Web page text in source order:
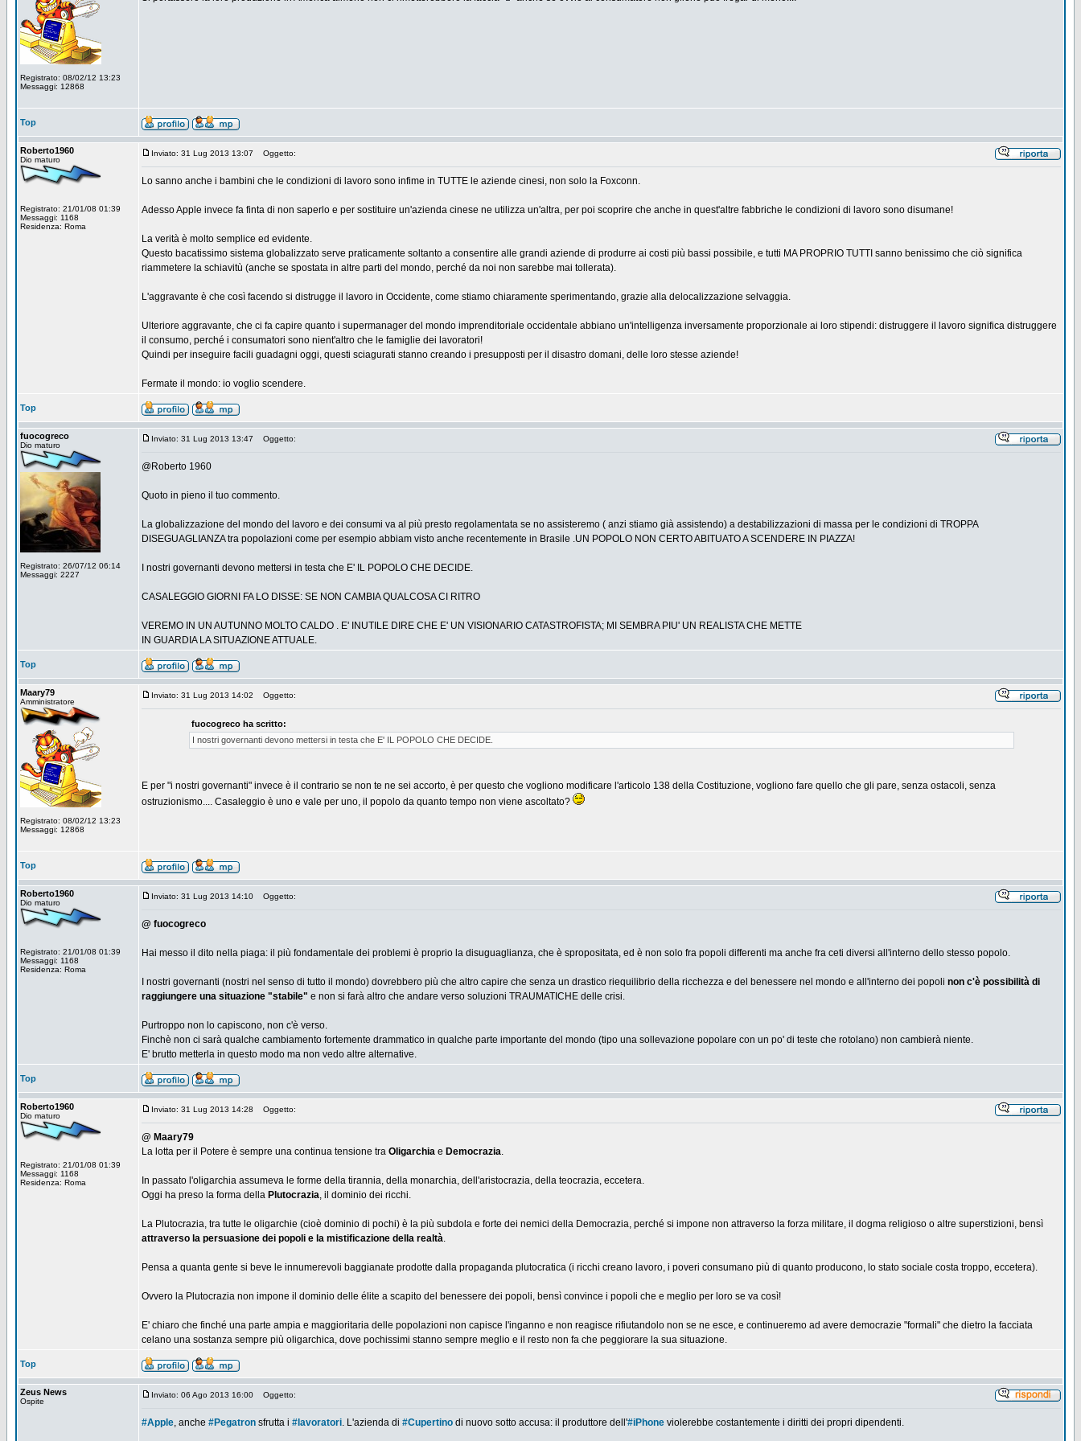
Registrato: 08/02/12 13:23
Messaggi: 12868
Top
Roberto1960
Dio maturo
Registrato: 21/01/08 01:39
Messaggi: 1168
Residenza: Roma
Inviato: 31 Lug 2013 13:07 Oggetto:
Lo sanno anche i bambini che le condizioni di lavoro sono infime in TUTTE le aziende cinesi, non solo la Foxconn.
Adesso Apple invece fa finta di non saperlo e per sostituire un'azienda cinese ne utilizza un'altra, per poi scoprire che anche in quest'altre fabbriche le condizioni di lavoro sono disumane!
La verità è molto semplice ed evidente.
Questo bacatissimo sistema globalizzato serve praticamente soltanto a consentire alle grandi aziende di produrre ai costi più bassi possibile, e tutti MA PROPRIO TUTTI sanno benissimo che ciò significa
riammetere la schiavitù (anche se spostata in altre parti del mondo, perché da noi non sarebbe mai tollerata).
L'aggravante è che così facendo si distrugge il lavoro in Occidente, come stiamo chiaramente sperimentando, grazie alla delocalizzazione selvaggia.
Ulteriore aggravante, che ci fa capire quanto i supermanager del mondo imprenditoriale occidentale abbiano un'intelligenza inversamente proporzionale ai loro stipendi: distruggere il lavoro significa distruggere
il consumo, perché i consumatori sono nient'altro che le famiglie dei lavoratori!
Quindi per inseguire facili guadagni oggi, questi sciagurati stanno creando i presupposti per il disastro domani, delle loro stesse aziende!
Fermate il mondo: io voglio scendere.
Top
fuocogreco
Dio maturo
Registrato: 26/07/12 06:14
Messaggi: 2227
Inviato: 31 Lug 2013 13:47 Oggetto:
@Roberto 1960
Quoto in pieno il tuo commento.
La globalizzazione del mondo del lavoro e dei consumi va al più presto regolamentata se no assisteremo ( anzi stiamo già assistendo) a destabilizzazioni di massa per le condizioni di TROPPA
DISEGUAGLIANZA tra popolazioni come per esempio abbiam visto anche recentemente in Brasile .UN POPOLO NON CERTO ABITUATO A SCENDERE IN PIAZZA!
I nostri governanti devono mettersi in testa che E' IL POPOLO CHE DECIDE.
CASALEGGIO GIORNI FA LO DISSE: SE NON CAMBIA QUALCOSA CI RITRO
VEREMO IN UN AUTUNNO MOLTO CALDO . E' INUTILE DIRE CHE E' UN VISIONARIO CATASTROFISTA; MI SEMBRA PIU' UN REALISTA CHE METTE
IN GUARDIA LA SITUAZIONE ATTUALE.
Top
Maary79
Amministratore
Registrato: 08/02/12 13:23
Messaggi: 12868
Inviato: 31 Lug 2013 14:02 Oggetto:
fuocogreco ha scritto:
I nostri governanti devono mettersi in testa che E' IL POPOLO CHE DECIDE.
E per "i nostri governanti" invece è il contrario se non te ne sei accorto, è per questo che vogliono modificare l'articolo 138 della Costituzione, vogliono fare quello che gli pare, senza ostacoli, senza
ostruzionismo.... Casaleggio è uno e vale per uno, il popolo da quanto tempo non viene ascoltato?
Top
Roberto1960
Dio maturo
Registrato: 21/01/08 01:39
Messaggi: 1168
Residenza: Roma
Inviato: 31 Lug 2013 14:10 Oggetto:
@ fuocogreco
Hai messo il dito nella piaga: il più fondamentale dei problemi è proprio la disuguaglianza, che è spropositata, ed è non solo fra popoli differenti ma anche fra ceti diversi all'interno dello stesso popolo.
I nostri governanti (nostri nel senso di tutto il mondo) dovrebbero più che altro capire che senza un drastico riequilibrio della ricchezza e del benessere nel mondo e all'interno dei popoli non c'è possibilità di
raggiungere una situazione "stabile" e non si farà altro che andare verso soluzioni TRAUMATICHE delle crisi.
Purtroppo non lo capiscono, non c'è verso.
Finchè non ci sarà qualche cambiamento fortemente drammatico in qualche parte importante del mondo (tipo una sollevazione popolare con un po' di teste che rotolano) non cambierà niente.
E' brutto metterla in questo modo ma non vedo altre alternative.
Top
Roberto1960
Dio maturo
Registrato: 21/01/08 01:39
Messaggi: 1168
Residenza: Roma
Inviato: 31 Lug 2013 14:28 Oggetto:
@ Maary79
La lotta per il Potere è sempre una continua tensione tra Oligarchia e Democrazia.
In passato l'oligarchia assumeva le forme della tirannia, della monarchia, dell'aristocrazia, della teocrazia, eccetera.
Oggi ha preso la forma della Plutocrazia, il dominio dei ricchi.
La Plutocrazia, tra tutte le oligarchie (cioè dominio di pochi) è la più subdola e forte dei nemici della Democrazia, perché si impone non attraverso la forza militare, il dogma religioso o altre superstizioni, bensì
attraverso la persuasione dei popoli e la mistificazione della realtà.
Pensa a quanta gente si beve le innumerevoli baggianate prodotte dalla propaganda plutocratica (i ricchi creano lavoro, i poveri consumano più di quanto producono, lo stato sociale costa troppo, eccetera).
Ovvero la Plutocrazia non impone il dominio delle élite a scapito del benessere dei popoli, bensì convince i popoli che e meglio per loro se va così!
E' chiaro che finché una parte ampia e maggioritaria delle popolazioni non capisce l'inganno e non reagisce rifiutandolo non se ne esce, e continueremo ad avere democrazie "formali" che dietro la facciata
celano una sostanza sempre più oligarchica, dove pochissimi stanno sempre meglio e il resto non fa che peggiorare la sua situazione.
Top
Zeus News
Ospite
Inviato: 06 Ago 2013 16:00 Oggetto:
#Apple, anche #Pegatron sfrutta i #lavoratori. L'azienda di #Cupertino di nuovo sotto accusa: il produttore dell'#iPhone violerebbe costantemente i diritti dei propri dipendenti.